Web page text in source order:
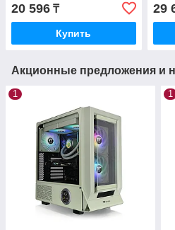
20 596 ₸
Купить
29
Акционные предложения и
1 1